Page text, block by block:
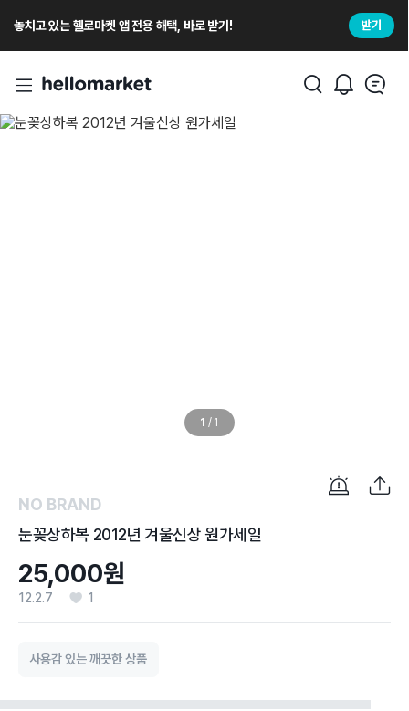
놓치고 있는 헬로마켓 앱 전용 해택, 바로 받기! 받기
1 / 1
NO BRAND
눈꽂상하복 2012년 겨울신상 원가세일
25,000원
12.2.7 1
사용감 있는 깨끗한 상품